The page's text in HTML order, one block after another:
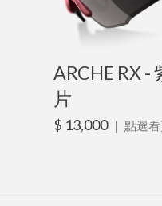
ARCHE RX -
片
$ 13,000 ｜ 點選